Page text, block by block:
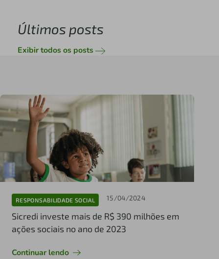
Últimos posts
Exibir todos os posts
RESPONSABILIDADE SOCIAL 15/04/2024
Sicredi investe mais de R$ 390 milhões em
ações sociais no ano de 2023
Continuar lendo